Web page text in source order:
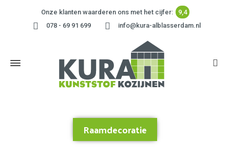
Onze klanten waarderen ons met het cijfer:
9,4
078 - 69 91 699
info@kura-alblasserdam.nl
Raamdecoratie